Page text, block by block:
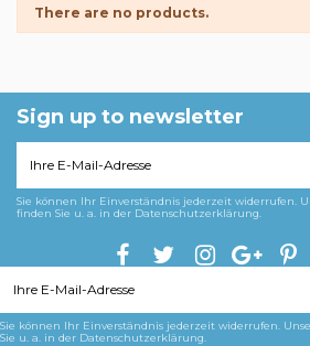
There are no products.
Sign up to newsletter
Sie können Ihr Einverständnis jederzeit widerrufen.
finden Sie u. a. in der Datenschutzerklärung.
Sie können Ihr Einverständnis jederzeit widerrufen.
Sie u. a. in der Datenschutzerklärung.